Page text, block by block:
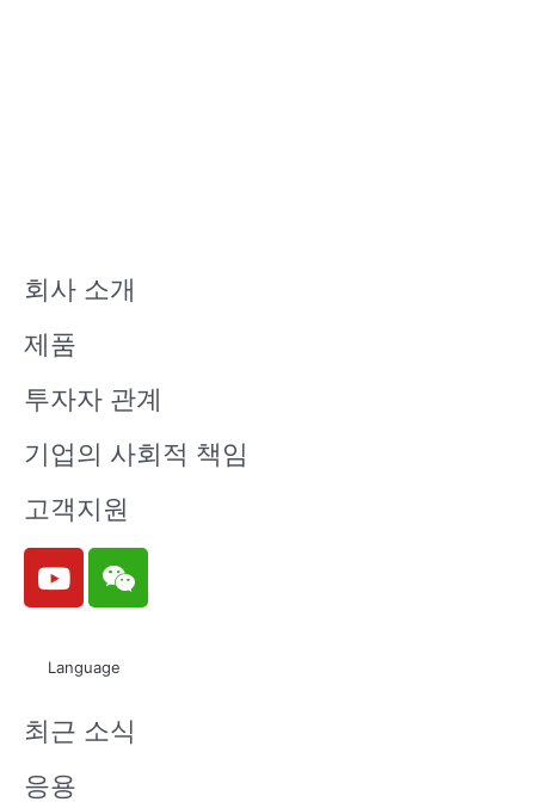
회사 소개
제품
투자자 관계
기업의 사회적 책임
고객지원
Y
o
u
e
W
e
i
n
Language
최근 소식
응용